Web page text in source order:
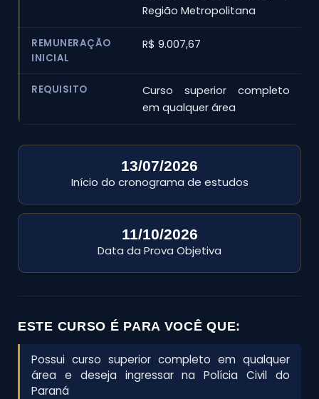
Região Metropolitana
REMUNERAÇÃO
INICIAL
R$ 9.007,67
REQUISITO
Curso superior completo
em qualquer área
13/07/2026
Início do cronograma de estudos
11/10/2026
Data da Prova Objetiva
ESTE CURSO É PARA VOCÊ QUE:
Possui curso superior completo em qualquer
área e deseja ingressar na Polícia Civil do
Paraná